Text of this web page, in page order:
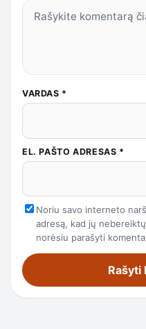
VARDAS *
EL. PAŠTO ADRESAS *
Noriu savo interneto
adresą, kad jų
norėsiu parašyti